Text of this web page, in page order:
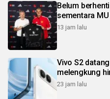
Belum
sementara
13 jam lalu
Vivo S2
melengkung
23 jam lalu